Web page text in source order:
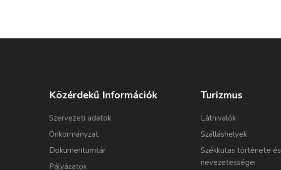
Közérdekű Információk
Szervezeti adatok
Önkormányzat
Dokumentumtár
Pályázatok
Turizmus
Látnivalók
Szálláshelyek
Székkutas története és
nevezetességei